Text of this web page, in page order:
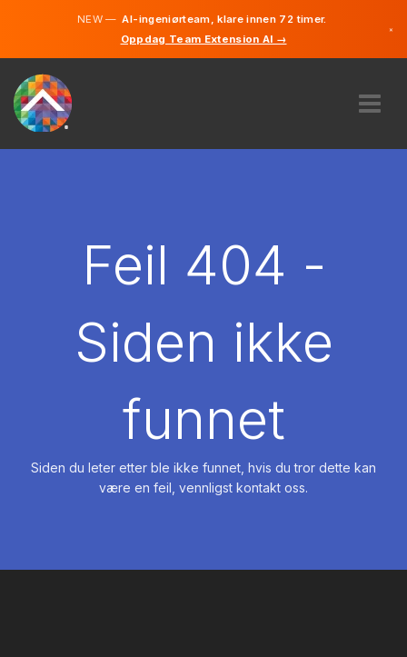
NEW —AI-ingeniørteam, klare innen 72 timer.
Oppdag Team Extension AI →
×
Feil 404 -
Siden ikke
funnet
Siden du leter etter ble ikke funnet, hvis du tror dette kan
være en feil, vennligst kontakt oss.